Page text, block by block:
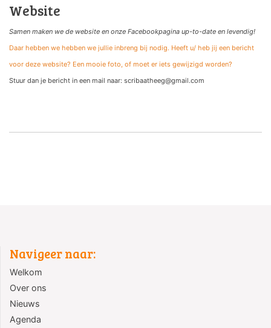
Website
Samen maken we de website en onze Facebookpagina up-to-date en levendig!
Daar hebben we hebben we jullie inbreng bij nodig. Heeft u/ heb jij een bericht
voor deze website? Een mooie foto, of moet er iets gewijzigd worden?
Stuur dan je bericht in een mail naar: scribaatheeg@gmail.com
Navigeer naar:
Welkom
Over ons
Nieuws
Agenda